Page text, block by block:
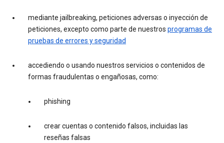
mediante jailbreaking, peticiones adversas o inyección de
peticiones, excepto como parte de nuestros programas de
pruebas de errores y seguridad
accediendo o usando nuestros servicios o contenidos de
formas fraudulentas o engañosas, como:
phishing
crear cuentas o contenido falsos, incluidas las
reseñas falsas